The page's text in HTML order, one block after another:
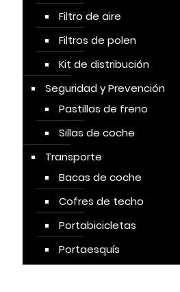
Filtro de aire
Filtros de polen
Kit de distribución
Seguridad y Prevención
Pastillas de freno
Sillas de coche
Transporte
Bacas de coche
Cofres de techo
Portabicicletas
Portaesquís